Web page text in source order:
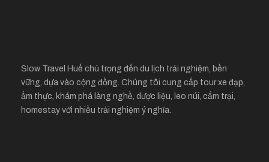
Slow Travel Huế chú trọng đến du lịch trải nghiệm, bền
vững, dựa vào cộng đồng. Chúng tôi cung cấp tour xe đạp,
ẩm thực, khám phá làng nghề, dược liệu, leo núi, cắm trại,
homestay với nhiều trải nghiệm ý nghĩa.